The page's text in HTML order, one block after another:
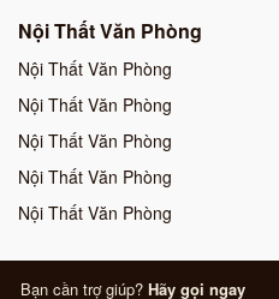
Nội Thất Văn Phòng
Nội Thất Văn Phòng
Nội Thất Văn Phòng
Nội Thất Văn Phòng
Nội Thất Văn Phòng
Nội Thất Văn Phòng
Bạn cần trợ giúp? Hãy gọi ngay